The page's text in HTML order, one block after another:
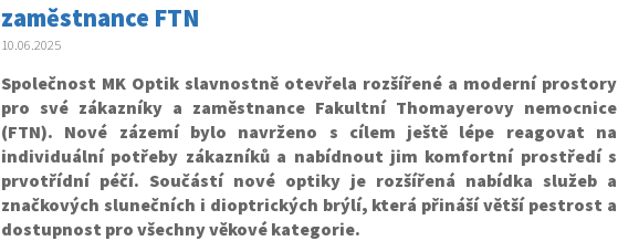
zaměstnance FTN
10.06.2025
Společnost MK Optik slavnostně otevřela rozšířené a moderní prostory
pro své zákazníky a zaměstnance Fakultní Thomayerovy nemocnice
(FTN). Nové zázemí bylo navrženo s cílem ještě lépe reagovat na
individuální potřeby zákazníků a nabídnout jim komfortní prostředí s
prvotřídní péčí. Součástí nové optiky je rozšířená nabídka služeb a
značkových slunečních i dioptrických brýlí, která přináší větší pestrost a
dostupnost pro všechny věkové kategorie.